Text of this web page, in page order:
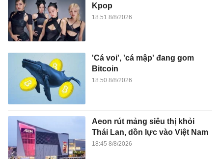
Kpop
18:51 8/8/2026
'Cá voi', 'cá mập' đang gom
Bitcoin
18:50 8/8/2026
Aeon rút mảng siêu thị khỏi
Thái Lan, dồn lực vào Việt Nam
18:45 8/8/2026